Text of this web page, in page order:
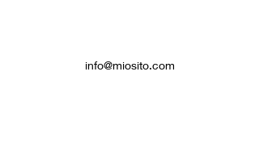
info@miosito.com